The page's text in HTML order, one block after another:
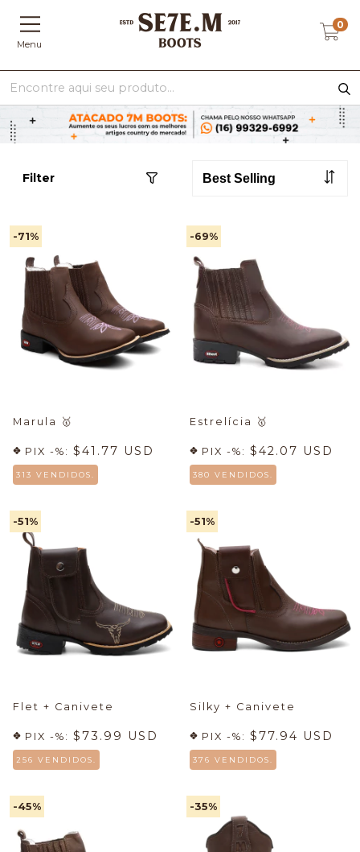
Menu
0
Filter
-71%
Marula 🥇
PIX -%: $41.77 USD
313 VENDIDOS.
-69%
Estrelícia 🥇
PIX -%: $42.07 USD
380 VENDIDOS.
-51%
Flet + Canivete
PIX -%: $73.99 USD
256 VENDIDOS.
-51%
Silky + Canivete
PIX -%: $77.94 USD
376 VENDIDOS.
-45% -35%